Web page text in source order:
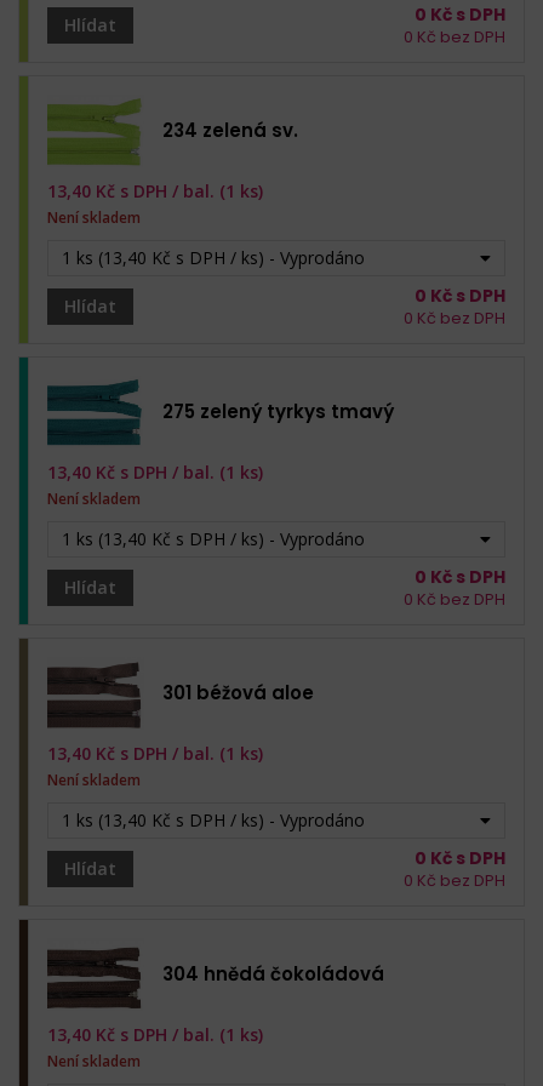
Hlídat 0 Kč s DPH
0 Kč bez DPH
234 zelená sv.
1 ks (13,40 Kč s DPH / ks) - Vyprodáno
Hlídat
13,40 Kč s DPH / bal. (1 ks)
Není skladem
0 Kč s DPH
0 Kč bez DPH
275 zelený tyrkys tmavý
1 ks (13,40 Kč s DPH / ks) - Vyprodáno
Hlídat
13,40 Kč s DPH / bal. (1 ks)
Není skladem
0 Kč s DPH
0 Kč bez DPH
301 béžová aloe
1 ks (13,40 Kč s DPH / ks) - Vyprodáno
Hlídat
13,40 Kč s DPH / bal. (1 ks)
Není skladem
0 Kč s DPH
0 Kč bez DPH
304 hnědá čokoládová
13,40 Kč s DPH / bal. (1 ks)
Není skladem